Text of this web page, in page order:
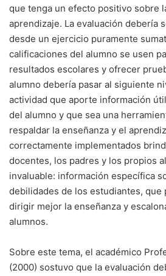
que tenga un efecto positivo sobre
aprendizaje. La evaluación debería
desde un ejercicio puramente
calificaciones del alumno se usen
resultados escolares y ofrecer
alumno debería pasar al siguiente
actividad que aporte información
del alumno y que sea una
respaldar la enseñanza y el
correctamente implementados
docentes, los padres y los propios
invaluable: información específica
debilidades de los estudiantes, que
dirigir mejor la enseñanza y
alumnos.
Sobre este tema, el académico
(2000) sostuvo que la evaluación